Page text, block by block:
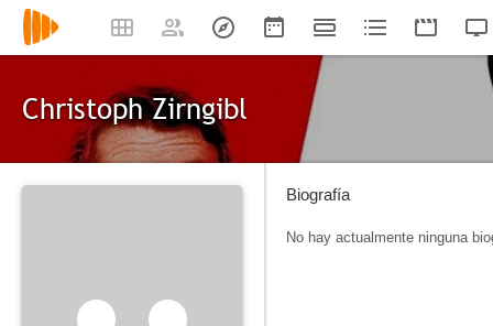
Christoph Zirngibl
Biografía
No hay actualmente ninguna